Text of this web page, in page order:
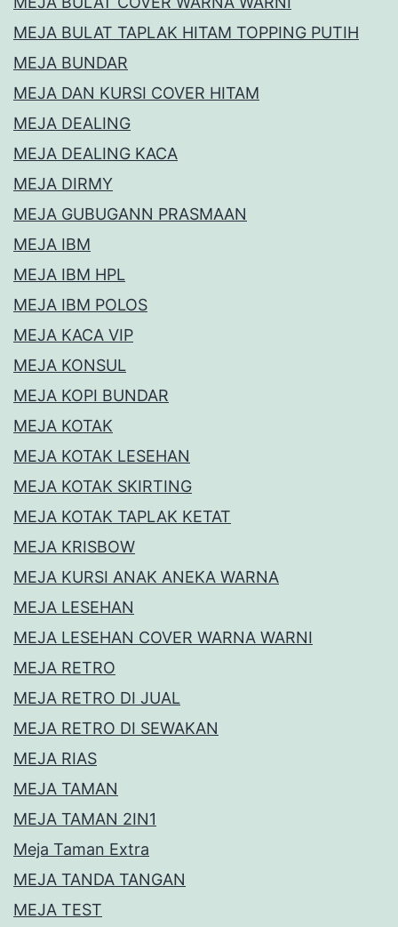
MEJA BULAT TAPLAK HITAM TOPPING PUTIH
MEJA BUNDAR
MEJA DAN KURSI COVER HITAM
MEJA DEALING
MEJA DEALING KACA
MEJA DIRMY
MEJA GUBUGANN PRASMAAN
MEJA IBM
MEJA IBM HPL
MEJA IBM POLOS
MEJA KACA VIP
MEJA KONSUL
MEJA KOPI BUNDAR
MEJA KOTAK
MEJA KOTAK LESEHAN
MEJA KOTAK SKIRTING
MEJA KOTAK TAPLAK KETAT
MEJA KRISBOW
MEJA KURSI ANAK ANEKA WARNA
MEJA LESEHAN
MEJA LESEHAN COVER WARNA WARNI
MEJA RETRO
MEJA RETRO DI JUAL
MEJA RETRO DI SEWAKAN
MEJA RIAS
MEJA TAMAN
MEJA TAMAN 2IN1
Meja Taman Extra
MEJA TANDA TANGAN
MEJA TEST